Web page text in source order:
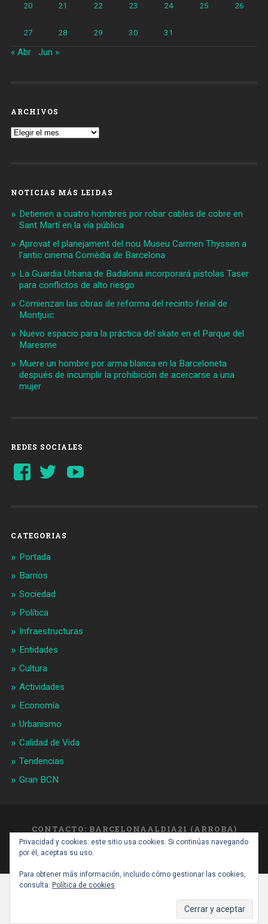
20 21 22 23 24 25 26
27 28 29 30 31
« Abr Jun »
ARCHIVOS
Archivos
NOTICIAS MÁS LEIDAS
Detienen a cuatro hombres por robar cables de cobre en
Sant Martí en la vía pública
Aprovat el planejament del nou Museu Carmen Thyssen a
l'antic cinema Comèdia de Barcelona
La Guardia Urbana de Badalona incorporará pistolas Taser
para conflictos de alto riesgo
Comienzan las obras de reforma del recinto ferial de
Montjuïc
Nuevo espacio para la práctica del skate en el Parque del
Maresme
Muere un hombre por arma blanca en la Barceloneta
después de incumplir la prohibición de acercarse a una
mujer
REDES SOCIALES
Ver
perfil
Ver
perfil
CATEGORIAS
Portada
Barrios
Sociedad
Política
Infraestructuras
Entidades
Cultura
Actividades
Economía
Urbanismo
Calidad de Vida
Tendencias
Gran BCN
CONTACTO: BARCELONAALDIA21 (ARROBA)
GMAIL.COM
Privacidad y cookies: este sitio usa cookies. Si continúas navegando
por él, aceptas su uso.
Para obtener más información, incluido cómo gestionar las cookies,
consulta: Política de cookies